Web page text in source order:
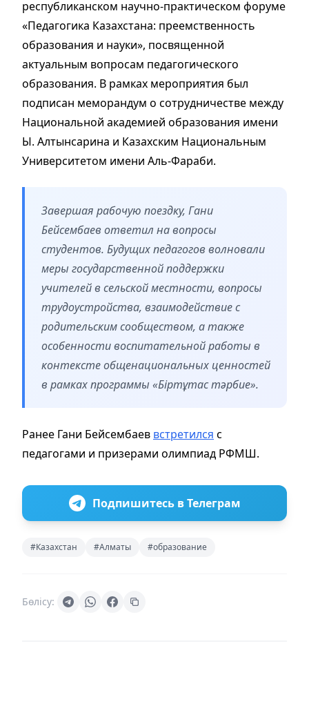
республиканском научно-практическом форуме
«Педагогика Казахстана: преемственность
образования и науки», посвященной
актуальным вопросам педагогического
образования. В рамках мероприятия был
подписан меморандум о сотрудничестве между
Национальной академией образования имени
Ы. Алтынсарина и Казахским Национальным
Университетом имени Аль-Фараби.
Завершая рабочую поездку, Гани
Бейсембаев ответил на вопросы
студентов. Будущих педагогов волновали
меры государственной поддержки
учителей в сельской местности, вопросы
трудоустройства, взаимодействие с
родительским сообществом, а также
особенности воспитательной работы в
контексте общенациональных ценностей
в рамках программы «Біртұтас тәрбие».
Ранее Гани Бейсембаев встретился с
педагогами и призерами олимпиад РФМШ.
Подпишитесь в Телеграм
#Казахстан #Алматы #образование
Бөлісу: